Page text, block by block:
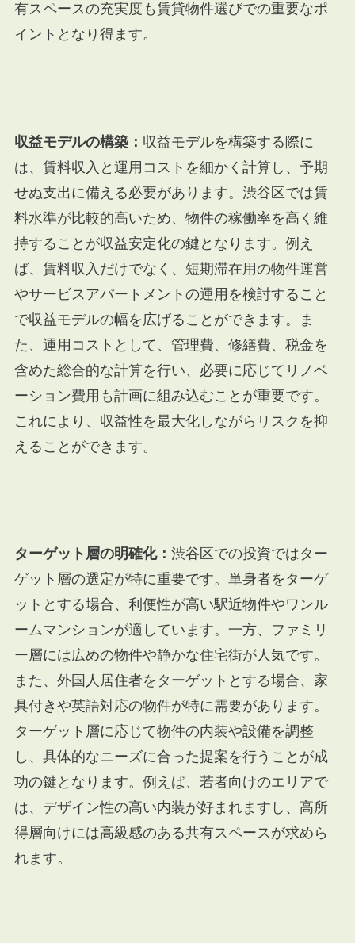
有スペースの充実度も賃貸物件選びでの重要なポ
イントとなり得ます。
収益モデルの構築： 収益モデルを構築する際に
は、賃料収入と運用コストを細かく計算し、予期
せぬ支出に備える必要があります。渋谷区では賃
料水準が比較的高いため、物件の稼働率を高く維
持することが収益安定化の鍵となります。例え
ば、賃料収入だけでなく、短期滞在用の物件運営
やサービスアパートメントの運用を検討すること
で収益モデルの幅を広げることができます。ま
た、運用コストとして、管理費、修繕費、税金を
含めた総合的な計算を行い、必要に応じてリノベ
ーション費用も計画に組み込むことが重要です。
これにより、収益性を最大化しながらリスクを抑
えることができます。
ターゲット層の明確化： 渋谷区での投資ではター
ゲット層の選定が特に重要です。単身者をターゲ
ットとする場合、利便性が高い駅近物件やワンル
ームマンションが適しています。一方、ファミリ
ー層には広めの物件や静かな住宅街が人気です。
また、外国人居住者をターゲットとする場合、家
具付きや英語対応の物件が特に需要があります。
ターゲット層に応じて物件の内装や設備を調整
し、具体的なニーズに合った提案を行うことが成
功の鍵となります。例えば、若者向けのエリアで
は、デザイン性の高い内装が好まれますし、高所
得層向けには高級感のある共有スペースが求めら
れます。